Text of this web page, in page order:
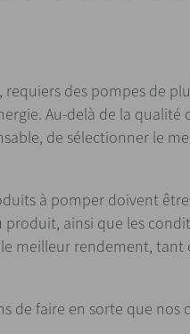
des pompes de
Au-delà de la qualité
de sélectionner le
à pomper doivent
ainsi que les
meilleur rendement,
de faire en sorte que